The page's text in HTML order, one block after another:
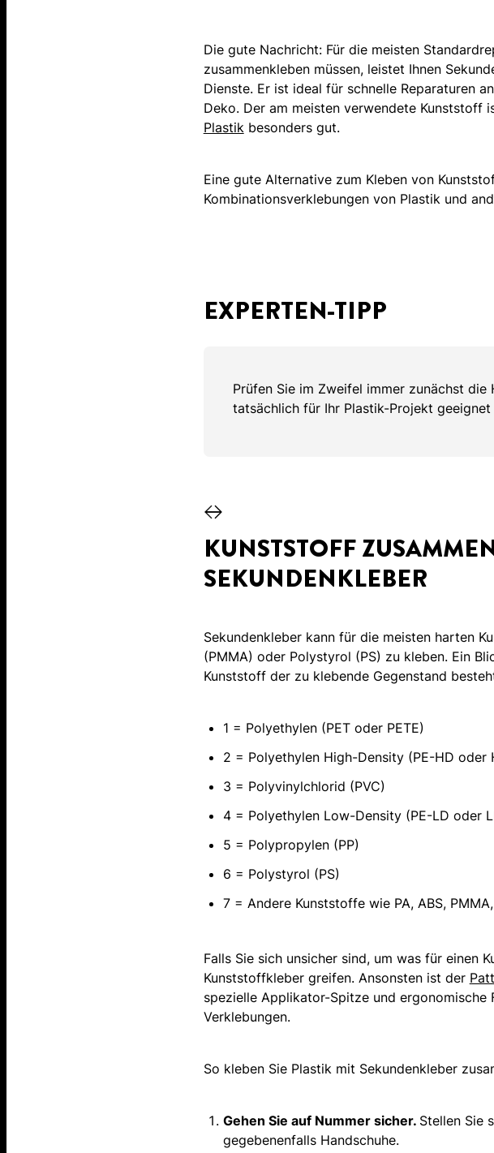
Die gute Nachricht: Für die meisten
zusammenkleben müssen, leistet Ihnen
Dienste. Er ist ideal für schnelle Reparaturen
Deko. Der am meisten verwendete Kunststoff
Plastik besonders gut.
Eine gute Alternative zum Kleben von
Kombinationsverklebungen von Plastik und
EXPERTEN-TIPP
Prüfen Sie im Zweifel immer zunächst die
tatsächlich für Ihr Plastik-Projekt geeignet
KUNSTSTOFF
SEKUNDENKLEBER
Sekundenkleber kann für die meisten harten
(PMMA) oder Polystyrol (PS) zu kleben. Ein
Kunststoff der zu klebende Gegenstand
1 = Polyethylen (PET oder PETE)
2 = Polyethylen High-Density (PE-HD oder
3 = Polyvinylchlorid (PVC)
4 = Polyethylen Low-Density (PE-LD oder
5 = Polypropylen (PP)
6 = Polystyrol (PS)
7 = Andere Kunststoffe wie PA, ABS,
Falls Sie sich unsicher sind, um was für einen
Kunststoffkleber greifen. Ansonsten ist der
spezielle Applikator-Spitze und
Verklebungen.
So kleben Sie Plastik mit Sekundenkleber
Gehen Sie auf Nummer sicher. Stellen Sie
gegebenenfalls Handschuhe.